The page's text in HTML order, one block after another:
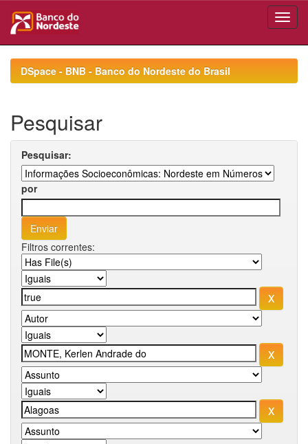
navigationDSpace - BNB - Banco do Nordeste do Brasil
Pesquisar
Pesquisar:
por
Filtros correntes: